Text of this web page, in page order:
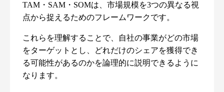
TAM・SAM・SOMは、市場規模を3つの異なる視
点から捉えるためのフレームワークです。
これらを理解することで、自社の事業がどの市場
をターゲットとし、どれだけのシェアを獲得でき
る可能性があるのかを論理的に説明できるように
なります。